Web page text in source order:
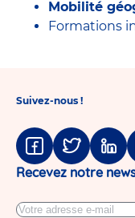
Mobilité
Formations
Suivez-nous !
Facebook
Twitter
Recevez notre